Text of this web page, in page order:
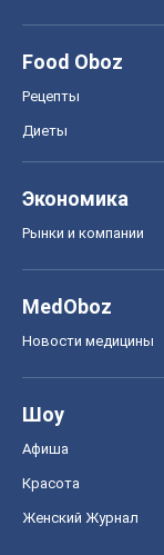
Food Oboz
Рецепты
Диеты
Экономика
Рынки и компании
MedOboz
Новости медицины
Шоу
Афиша
Красота
Женский Журнал